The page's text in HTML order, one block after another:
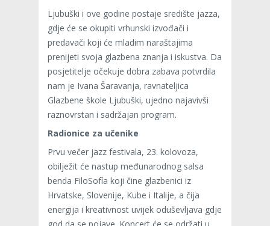
Ljubuški i ove godine postaje središte jazza,
gdje će se okupiti vrhunski izvođači i
predavači koji će mladim naraštajima
prenijeti svoja glazbena znanja i iskustva. Da
posjetitelje očekuje dobra zabava potvrdila
nam je Ivana Šaravanja, ravnateljica
Glazbene škole Ljubuški, ujedno najavivši
raznovrstan i sadržajan program.
Radionice za učenike
Prvu večer jazz festivala, 23. kolovoza,
obilježit će nastup međunarodnog salsa
benda FiloSofía koji čine glazbenici iz
Hrvatske, Slovenije, Kube i Italije, a čija
energija i kreativnost uvijek oduševljava gdje
god da se pojave. Koncert će se održati u